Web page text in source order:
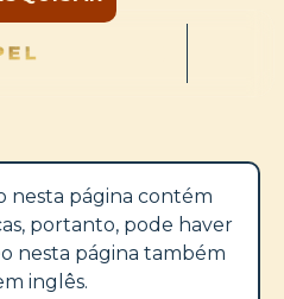
nesta página contém
portanto, pode haver
nesta página também
inglês.